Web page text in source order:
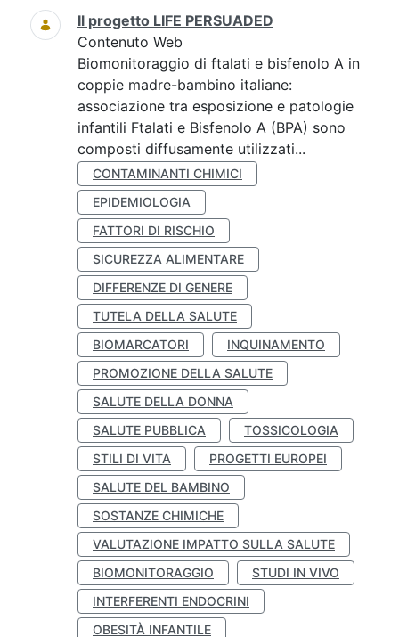
Il progetto LIFE PERSUADED
Contenuto Web
Biomonitoraggio di ftalati e bisfenolo A in
coppie madre-bambino italiane:
associazione tra esposizione e patologie
infantili Ftalati e Bisfenolo A (BPA) sono
composti diffusamente utilizzati...
CONTAMINANTI CHIMICI
EPIDEMIOLOGIA
FATTORI DI RISCHIO
SICUREZZA ALIMENTARE
DIFFERENZE DI GENERE
TUTELA DELLA SALUTE
BIOMARCATORI
INQUINAMENTO
PROMOZIONE DELLA SALUTE
SALUTE DELLA DONNA
SALUTE PUBBLICA
TOSSICOLOGIA
STILI DI VITA
PROGETTI EUROPEI
SALUTE DEL BAMBINO
SOSTANZE CHIMICHE
VALUTAZIONE IMPATTO SULLA SALUTE
BIOMONITORAGGIO
STUDI IN VIVO
INTERFERENTI ENDOCRINI
OBESITÀ INFANTILE